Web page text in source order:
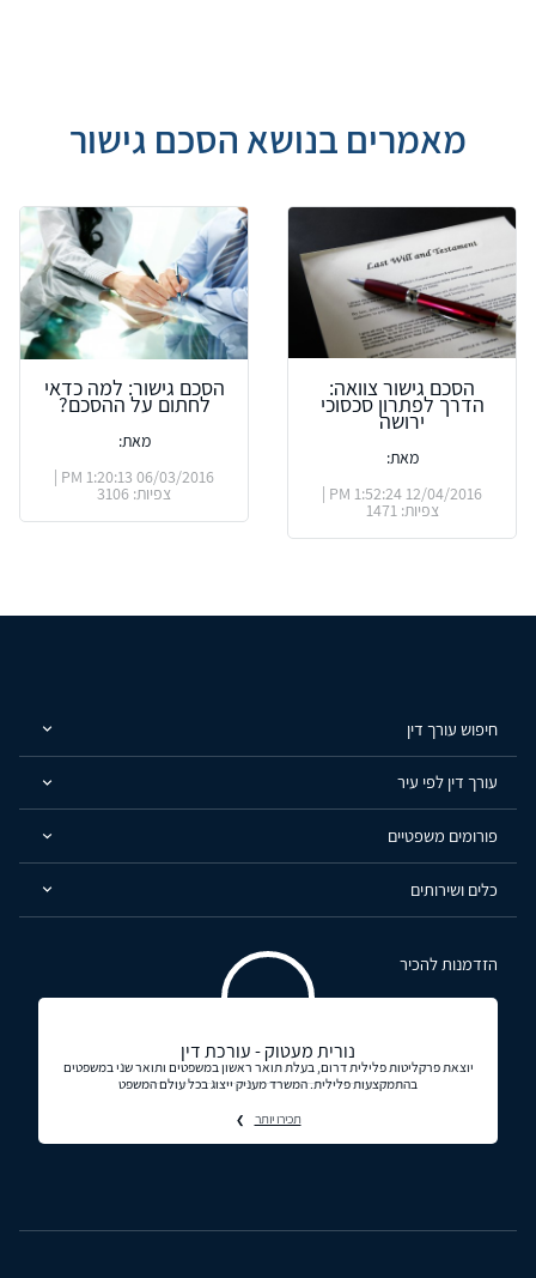
מאמרים בנושא הסכם גישור
הסכם גישור צוואה:
הדרך לפתרון סכסוכי
ירושה
מאת:
12/04/2016 1:52:24 PM |
צפיות: 1471
הסכם גישור: למה כדאי
לחתום על ההסכם?
מאת:
06/03/2016 1:20:13 PM |
צפיות: 3106
חיפוש עורך דין
עורך דין לפי עיר
פורומים משפטיים
כלים ושירותים
הזדמנות להכיר
נורית מעטוק - עורכת דין
יוצאת פרקליטות פלילית דרום, בעלת תואר ראשון במשפטים ותואר שני במשפטים
בהתמקצעות פלילית. המשרד מעניק ייצוג בכל עולם המשפט
תכירו יותר